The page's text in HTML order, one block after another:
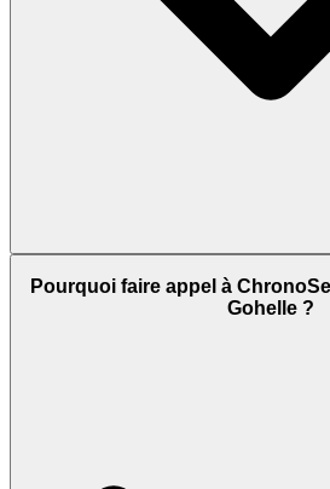
Pourquoi faire appel à
Gohelle ?